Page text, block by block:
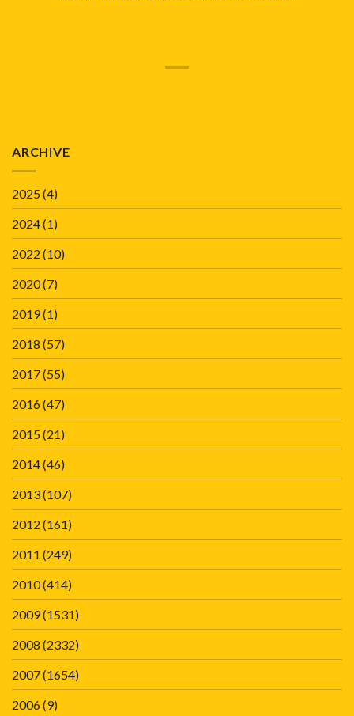
ARCHIVE
2025(4)
2024(1)
2022 (10)
2020(7)
2019(1)
2018 (57)
2017(55)
2016(47)
2015(21)
2014(46)
2013(107)
2012 (161)
2011 (249)
2010(414)
2009(1531)
2008 (2332)
2007(1654)
2006(9)